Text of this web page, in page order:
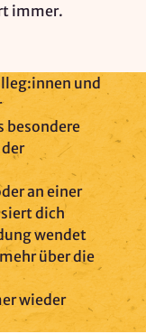
immer.
und
besondere
an einer
dich
wendet
über die
wieder
DSGVO
DSGVO
e. V.